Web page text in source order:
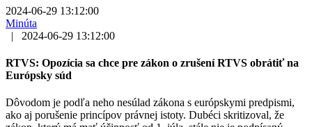
2024-06-29 13:12:00
Minúta
|
2024-06-29 13:12:00
RTVS: Opozícia sa chce pre zákon o zrušení RTVS obrátiť na
Európsky súd
Dôvodom je podľa neho nesúlad zákona s európskymi predpismi,
ako aj porušenie princípov právnej istoty. Dubéci skritizoval, že